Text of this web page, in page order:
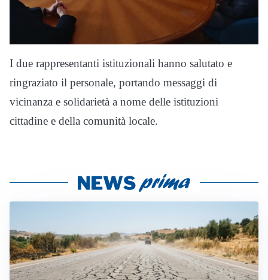
I due rappresentanti istituzionali hanno salutato e
ringraziato il personale, portando messaggi di
vicinanza e solidarietà a nome delle istituzioni
cittadine e della comunità locale.